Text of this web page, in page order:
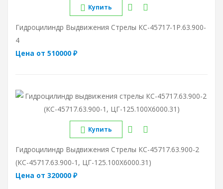
Купить
Гидроцилиндр Выдвижения Стрелы КС-45717-1Р.63.900-
4
Цена от 510000 ₽
Купить
Гидроцилиндр Выдвижения Стрелы КС-45717.63.900-2
(КС-45717.63.900-1, ЦГ-125.100Х6000.31)
Цена от 320000 ₽